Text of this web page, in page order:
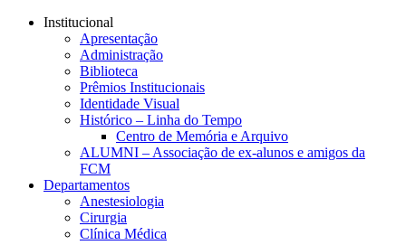
Conteúdo principal
Institucional
Apresentação
Administração
Biblioteca
Prêmios Institucionais
Identidade Visual
Histórico – Linha do Tempo
Centro de Memória e Arquivo
ALUMNI – Associação de ex-alunos e amigos da
FCM
Departamentos
Anestesiologia
Cirurgia
Clínica Médica